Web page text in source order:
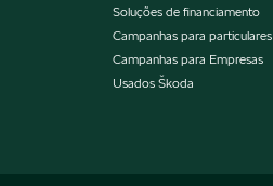
Soluções de financiamento
Campanhas para particulares
Campanhas para Empresas
Usados Škoda